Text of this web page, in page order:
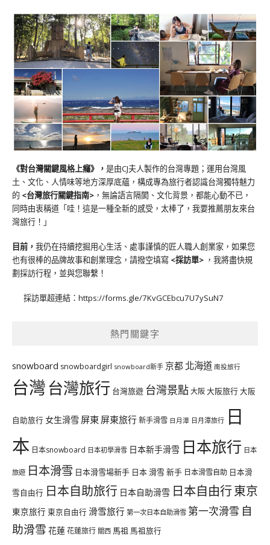
《對台灣關鍵風格上癮》 ， 是由CJ夫人製作的台灣專題；運用台灣風
土、文化、人情味等地方深厚底蘊，構成專為旅行者認識台灣獨特魅力
的 <台灣旅行關鍵指南> ，無論語言隔閡、文化背景，都能心動不已，
同時由衷稱道「哇！這是一種全新的感受，太棒了，我要推薦朋友來台
灣旅行！」
目前， 我仍在持續挖掘用心生活、處事謹慎的匠人職人創業家，如果您
也有很棒的品牌故事和創業理念，請撥空填寫 <採訪單> ，我將盡快規
劃採訪行程，並與您聯繫！
採訪單超連結： https://forms.gle/7KvGCEbcu7U7ySuN7
熱門關鍵字
snowboard snowboardgirl snowboard新手 京都 北海道 南投旅行
台灣台灣旅行 台灣旅遊 台灣景點大阪大阪旅行大阪
自助旅行 女生滑雪 屏東 屏東旅行新手滑雪 日月潭 日月潭旅行 日
本 日本snowboard 日本初學滑雪 日本新手滑雪 日本旅行 日本
旅遊 日本滑雪 日本滑雪場新手 日本 滑雪 新手 日本滑雪自助 日本滑
雪自由行 日本自助旅行 日本自助滑雪 日本自由行東京
東京旅行 東京自由行 滑雪旅行 第一次日本自助滑雪 第一次滑雪 自
助滑雪 花蓮花蓮旅行 關西 馬祖 馬祖旅行